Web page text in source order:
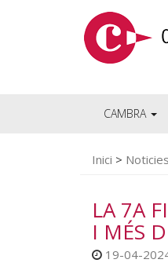
CAMBRA
Inici > Noticies
LA 7A
I MÉS
19-04-